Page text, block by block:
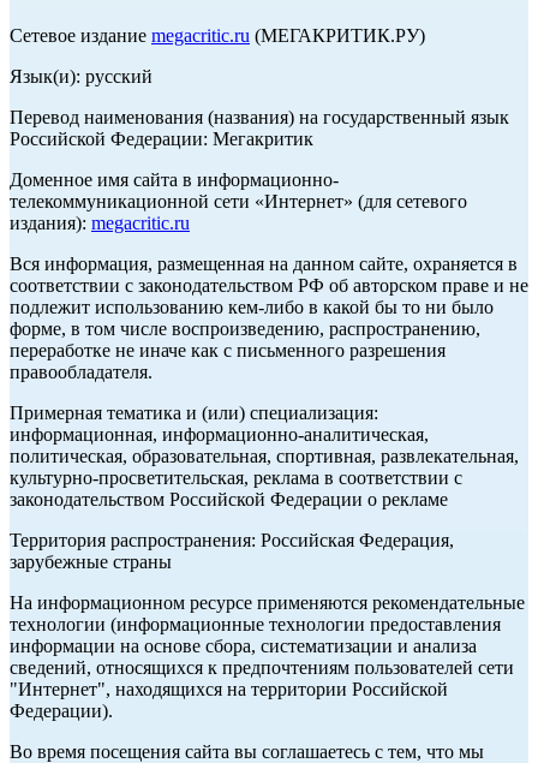
Сетевое издание megacritic.ru (МЕГАКРИТИК.РУ)
Язык(и): русский
Перевод наименования (названия) на государственный язык
Российской Федерации: Мегакритик
Доменное имя сайта в информационно-
телекоммуникационной сети «Интернет» (для сетевого
издания): megacritic.ru
Вся информация, размещенная на данном сайте, охраняется в
соответствии с законодательством РФ об авторском праве и не
подлежит использованию кем-либо в какой бы то ни было
форме, в том числе воспроизведению, распространению,
переработке не иначе как с письменного разрешения
правообладателя.
Примерная тематика и (или) специализация:
информационная, информационно-аналитическая,
политическая, образовательная, спортивная, развлекательная,
культурно-просветительская, реклама в соответствии с
законодательством Российской Федерации о рекламе
Территория распространения: Российская Федерация,
зарубежные страны
На информационном ресурсе применяются рекомендательные
технологии (информационные технологии предоставления
информации на основе сбора, систематизации и анализа
сведений, относящихся к предпочтениям пользователей сети
"Интернет", находящихся на территории Российской
Федерации).
Во время посещения сайта вы соглашаетесь с тем, что мы